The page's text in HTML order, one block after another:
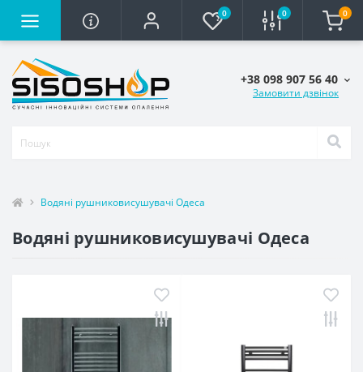
0 0 0
+38 098 907 56 40
Замовити дзвінок
Водяні рушниковисушувачі Одеса
Водяні рушниковисушувачі Одеса